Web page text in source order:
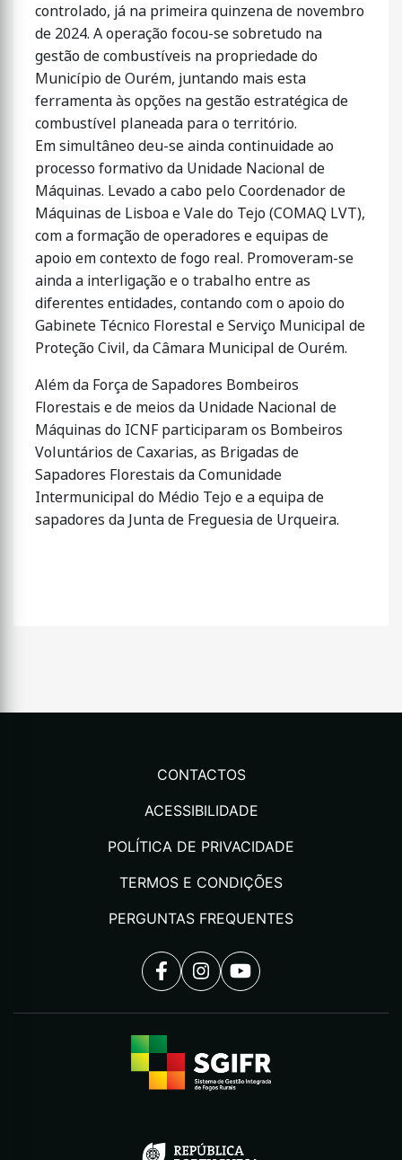
controlado, já na primeira quinzena de novembro
de 2024. A operação focou-se sobretudo na
gestão de combustíveis na propriedade do
Município de Ourém, juntando mais esta
ferramenta às opções na gestão estratégica de
combustível planeada para o território.
Em simultâneo deu-se ainda continuidade ao
processo formativo da Unidade Nacional de
Máquinas. Levado a cabo pelo Coordenador de
Máquinas de Lisboa e Vale do Tejo (COMAQ LVT),
com a formação de operadores e equipas de
apoio em contexto de fogo real. Promoveram-se
ainda a interligação e o trabalho entre as
diferentes entidades, contando com o apoio do
Gabinete Técnico Florestal e Serviço Municipal de
Proteção Civil, da Câmara Municipal de Ourém.
Além da Força de Sapadores Bombeiros
Florestais e de meios da Unidade Nacional de
Máquinas do ICNF participaram os Bombeiros
Voluntários de Caxarias, as Brigadas de
Sapadores Florestais da Comunidade
Intermunicipal do Médio Tejo e a equipa de
sapadores da Junta de Freguesia de Urqueira.
CONTACTOS
ACESSIBILIDADE
POLÍTICA DE PRIVACIDADE
TERMOS E CONDIÇÕES
PERGUNTAS FREQUENTES